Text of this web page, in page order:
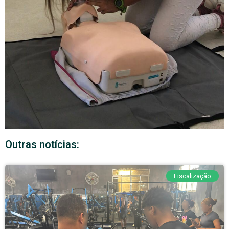
Outras notícias:
Fiscalização